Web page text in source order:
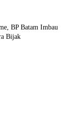
BP Batam Imbau
Bijak